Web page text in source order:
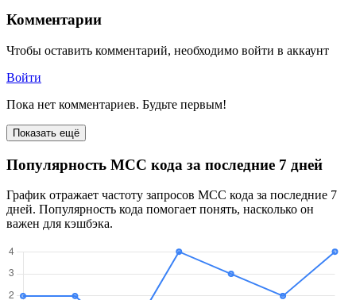
Комментарии
Чтобы оставить комментарий, необходимо войти в аккаунт
Войти
Пока нет комментариев. Будьте первым!
Показать ещё
Популярность MCC кода за последние 7 дней
График отражает частоту запросов MCC кода за последние 7
дней. Популярность кода помогает понять, насколько он
важен для кэшбэка.